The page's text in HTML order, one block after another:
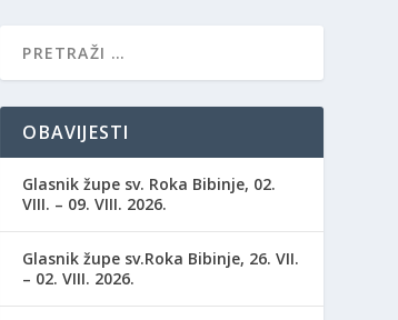
OBAVIJESTI
Glasnik župe sv. Roka Bibinje, 02.
VIII. – 09. VIII. 2026.
Glasnik župe sv.Roka Bibinje, 26. VII.
– 02. VIII. 2026.